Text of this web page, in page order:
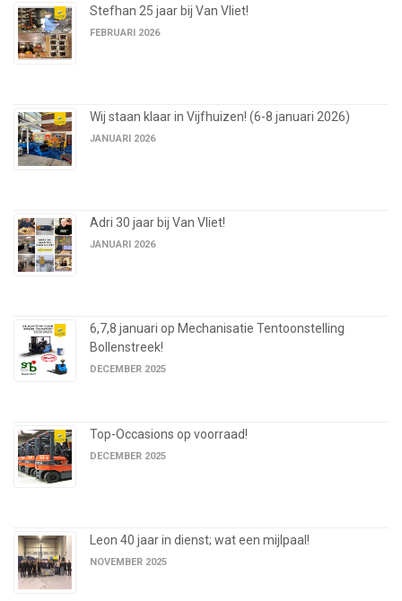
Stefhan 25 jaar bij Van Vliet!
FEBRUARI 2026
Wij staan klaar in Vijfhuizen! (6-8 januari 2026)
JANUARI 2026
Adri 30 jaar bij Van Vliet!
JANUARI 2026
6,7,8 januari op Mechanisatie Tentoonstelling
Bollenstreek!
DECEMBER 2025
Top-Occasions op voorraad!
DECEMBER 2025
Leon 40 jaar in dienst; wat een mijlpaal!
NOVEMBER 2025